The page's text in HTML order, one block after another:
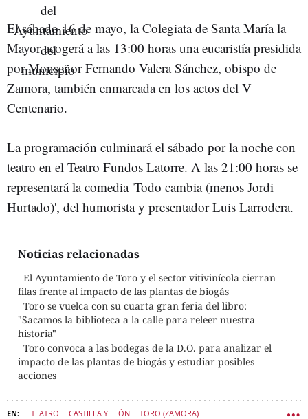
El sábado 16 de mayo, la Colegiata de Santa María la
Mayor acogerá a las 13:00 horas una eucaristía presidida
por Monseñor Fernando Valera Sánchez, obispo de
Zamora, también enmarcada en los actos del V
Centenario.
La programación culminará el sábado por la noche con
teatro en el Teatro Fundos Latorre. A las 21:00 horas se
representará la comedia 'Todo cambia (menos Jordi
Hurtado)', del humorista y presentador Luis Larrodera.
Noticias relacionadas
El Ayuntamiento de Toro y el sector vitivinícola cierran
filas frente al impacto de las plantas de biogás
Toro se vuelca con su cuarta gran feria del libro:
"Sacamos la biblioteca a la calle para releer nuestra
historia"
Toro convoca a las bodegas de la D.O. para analizar el
impacto de las plantas de biogás y estudiar posibles
acciones
TEATRO CASTILLA Y LEÓN TORO (ZAMORA)